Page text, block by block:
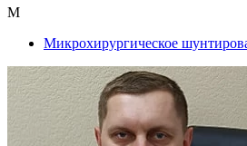
М
Микрохирургическое